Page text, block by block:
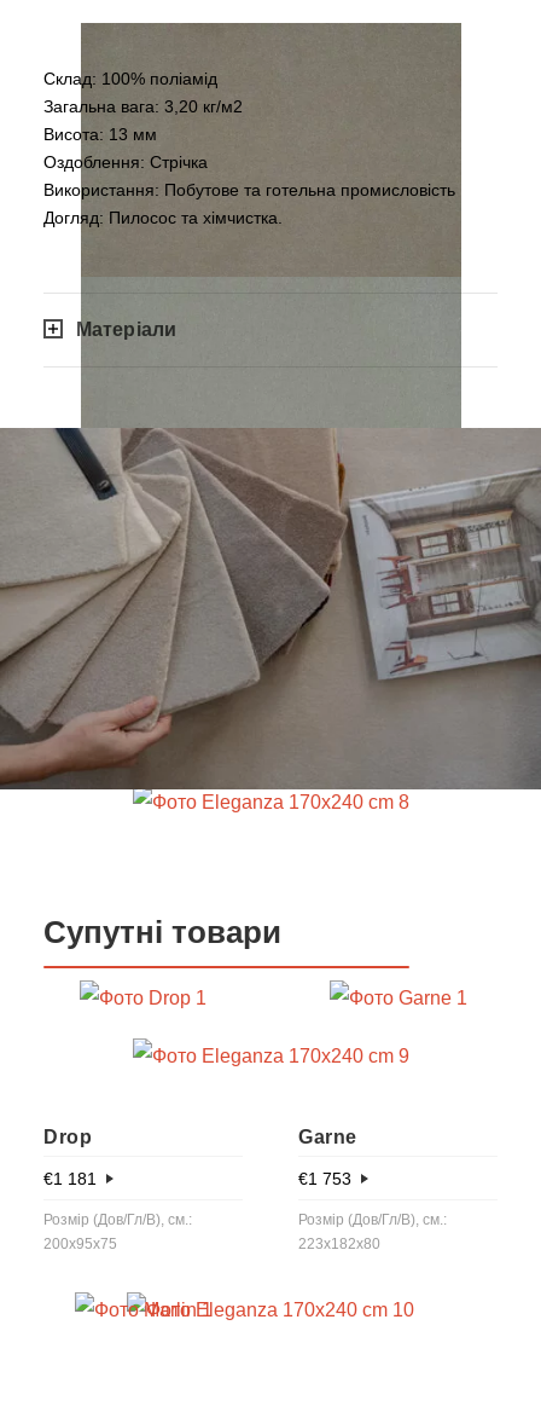
Склад: 100% поліамід
Загальна вага: 3,20 кг/м2
Висота: 13 мм
Оздоблення: Стрічка
Використання: Побутовe та готельна промисловість
Догляд: Пилосос та хімчистка.
Матеріали
Супутні товари
Drop
€1 181
Розмір (Дов/Гл/В), см.:
200x95x75
Garne
€1 753
Розмір (Дов/Гл/В), см.:
223x182x80